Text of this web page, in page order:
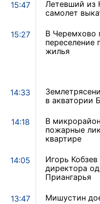
15:47
Летевший из
самолет
15:27
В Черемхово
переселение
жилья
14:33
в акватории
14:18
В
пожарные
квартире
14:05
Игорь
директора
Приангарья
13:47 Мишустин